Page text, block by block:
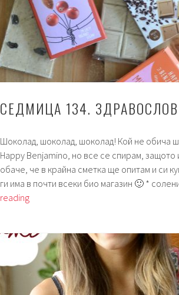
СЕДМИЦА 134.
Шоколад, шоколад, шоколад! Кой не обича
Happy Benjamino, но все се спирам,
обаче, че в крайна сметка ще опитам и си
ги има в почти всеки био магазин 🙂 *
readingСедмица
шоколади.